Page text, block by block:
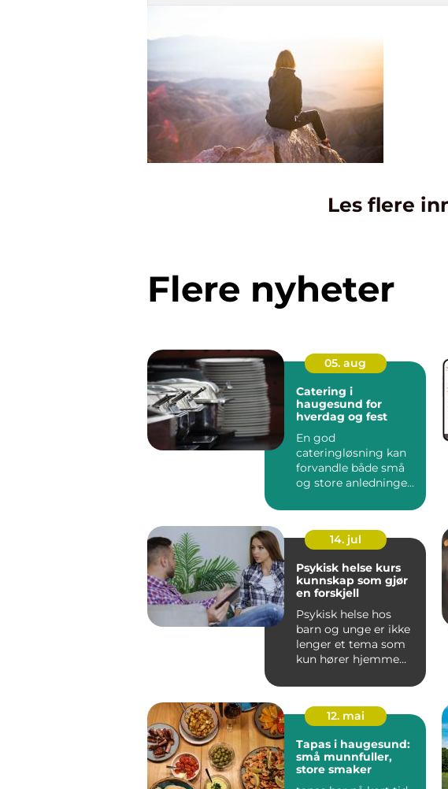
Les flere
Flere nyheter
05. aug
Catering i
haugesund for
hverdag og fest
En god
cateringløsning kan
forvandle både små
og store anledninger.
og omegn ønske...
14. jul
Psykisk helse kurs
kunnskap som gjør
en forskjell
Psykisk helse hos
barn og unge er ikke
lenger et tema som
kun hører hjemme
ba...
12. mai
Tapas i haugesund:
små munnfuller,
store smaker